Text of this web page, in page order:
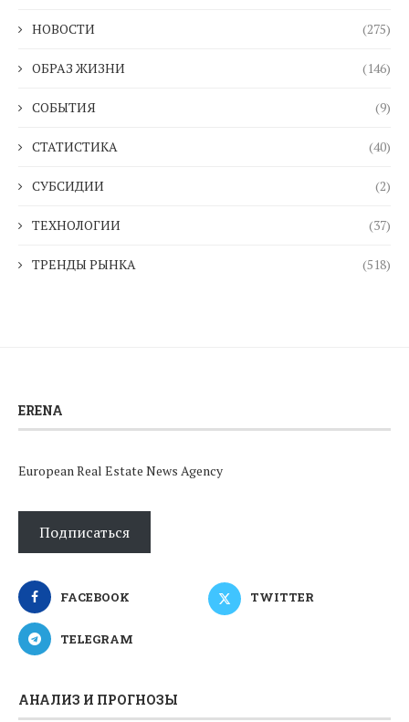
НОВОСТИ (275)
ОБРАЗ ЖИЗНИ (146)
СОБЫТИЯ (9)
СТАТИСТИКА (40)
СУБСИДИИ (2)
ТЕХНОЛОГИИ (37)
ТРЕНДЫ РЫНКА (518)
ERENA
European Real Estate News Agency
Подписаться
FACEBOOK TWITTER
TELEGRAM
АНАЛИЗ И ПРОГНОЗЫ